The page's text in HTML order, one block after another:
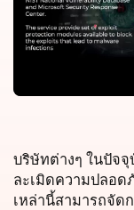
บริษัทต่างๆ ในปัจจุ
ละเมิดความปลอด
เหล่านี้สามารถจัด